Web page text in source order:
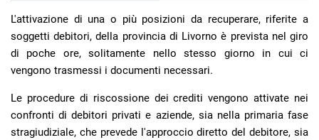
L'attivazione di una o più posizioni da recuperare, riferite a
soggetti debitori, della provincia di Livorno è prevista nel giro
di poche ore, solitamente nello stesso giorno in cui ci
vengono trasmessi i documenti necessari.
Le procedure di riscossione dei crediti vengono attivate nei
confronti di debitori privati e aziende, sia nella primaria fase
stragiudiziale, che prevede l'approccio diretto del debitore, sia